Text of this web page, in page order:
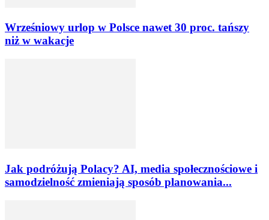
Wrześniowy urlop w Polsce nawet 30 proc. tańszy
niż w wakacje
Jak podróżują Polacy? AI, media społecznościowe i
samodzielność zmieniają sposób planowania...